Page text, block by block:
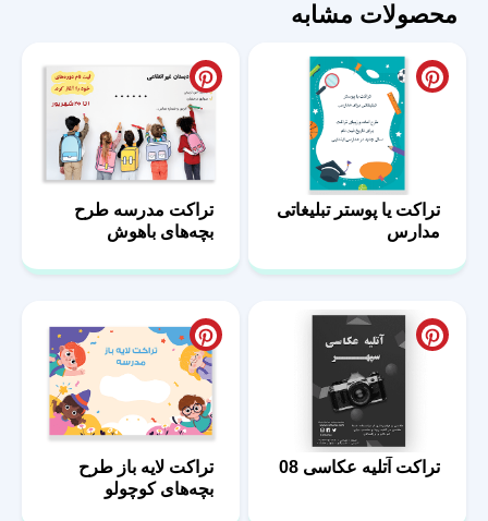
محصولات مشابه
تراکت یا پوستر تبلیغاتی
مدارس
تراکت مدرسه طرح
بچه‌های باهوش
تراکت آتلیه عکاسی 08
تراکت لایه باز طرح
بچه‌های کوچولو